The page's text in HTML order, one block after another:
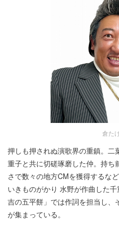
倉た
押しも押されぬ演歌界の重鎮。二
重子と共に切磋琢磨した仲。持ち
さで数々の地方CMを獲得するな
いきものがかり 水野が作曲した
吉の五平餅」では作詞を担当し、
が集まっている。